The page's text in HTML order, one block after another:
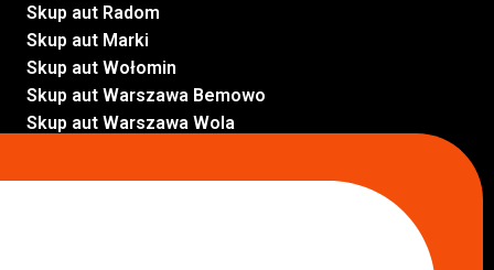
Skup aut Radom
Skup aut Marki
Skup aut Wołomin
Skup aut Warszawa Bemowo
Skup aut Warszawa Wola
Komisy samochodowe